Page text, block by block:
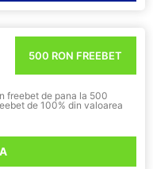
500 RON FREEBET
freebet de pana la 500
de 100% din valoarea